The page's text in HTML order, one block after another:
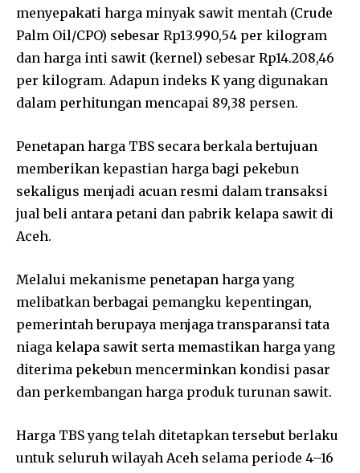
menyepakati harga minyak sawit mentah (Crude
Palm Oil/CPO) sebesar Rp13.990,54 per kilogram
dan harga inti sawit (kernel) sebesar Rp14.208,46
per kilogram. Adapun indeks K yang digunakan
dalam perhitungan mencapai 89,38 persen.
Penetapan harga TBS secara berkala bertujuan
memberikan kepastian harga bagi pekebun
sekaligus menjadi acuan resmi dalam transaksi
jual beli antara petani dan pabrik kelapa sawit di
Aceh.
Melalui mekanisme penetapan harga yang
melibatkan berbagai pemangku kepentingan,
pemerintah berupaya menjaga transparansi tata
niaga kelapa sawit serta memastikan harga yang
diterima pekebun mencerminkan kondisi pasar
dan perkembangan harga produk turunan sawit.
Harga TBS yang telah ditetapkan tersebut berlaku
untuk seluruh wilayah Aceh selama periode 4–16